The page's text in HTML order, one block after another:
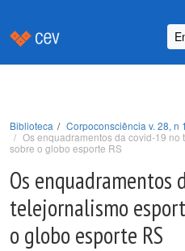
Biblioteca
Corpoconsciência v. 28, n
Os enquadramentos da covid-19
sobre o globo esporte RS
Os enquadramentos
telejornalismo
o globo esporte RS